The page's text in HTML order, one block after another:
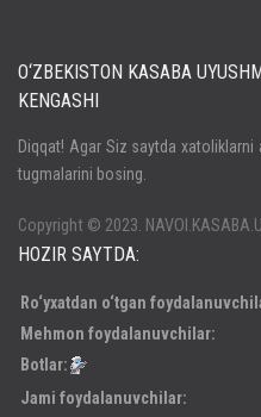
Паролни унутдингизми?
O‘ZBEKISTON KASABA
KENGASHI
Diqqat! Agar Siz saytda
tugmalarini bosing.
Copyright © 2023.
HOZIR SAYTDA:
Ro‘yxatdan o‘tgan
Mehmon foydalanuvchilar:
Botlar:
Jami foydalanuvchilar: